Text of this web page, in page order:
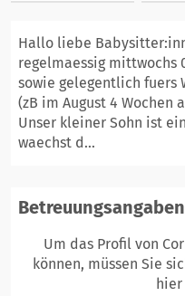
Hallo liebe
regelmaessig mittwochs
sowie gelegentlich fuers
(zB im August 4 Wochen
Unser kleiner Sohn ist
waechst d...
Betreuungsangaben
Um das Profil von
können, müssen Sie
hier